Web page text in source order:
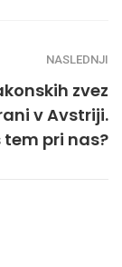
NASLEDNJI
zvez
v Avstriji.
tem pri nas?